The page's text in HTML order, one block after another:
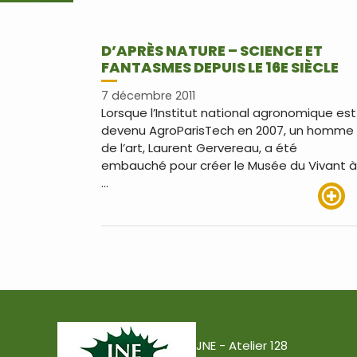
D’APRÈS NATURE – SCIENCE ET
FANTASMES DEPUIS LE 16E SIÈCLE
7 décembre 2011
Lorsque l’Institut national agronomique est
devenu AgroParisTech en 2007, un homme
de l’art, Laurent Gervereau, a été
embauché pour créer le Musée du Vivant à
…
JNE - Atelier 128